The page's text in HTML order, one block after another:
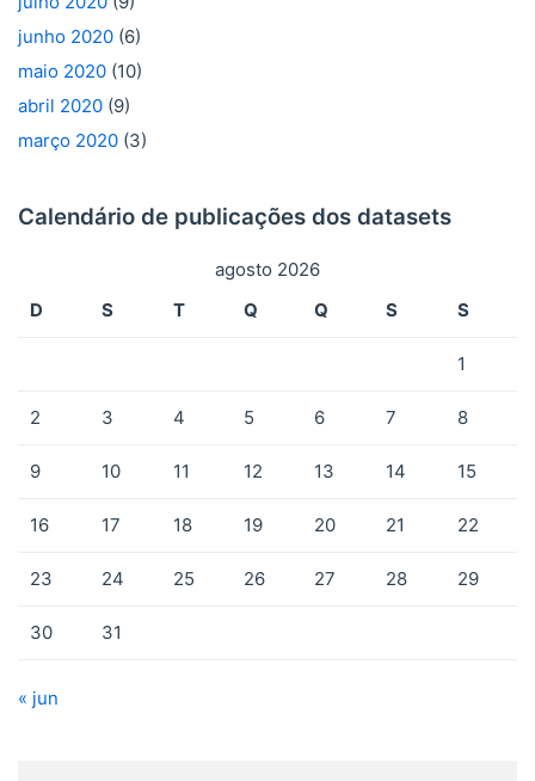
junho 2020 (6)
maio 2020 (10)
abril 2020 (9)
março 2020 (3)
Calendário de publicações dos datasets
agosto 2026
D
S T Q Q S S
1
2 3 4 5 6 7 8
9 10 11 12 13 14 15
16 17 18 19 20 21 22
23 24 25 26 27 28 29
30 31
« jun